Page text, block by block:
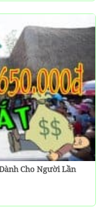
Cho Người Lần